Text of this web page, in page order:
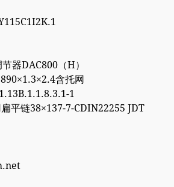
器DAC800（H）
含托网
1
平链38×137-7-CDIN22255 JDT